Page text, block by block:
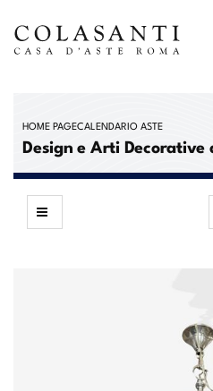
HOME PAGECALENDARIO ASTE
Design e Arti Decorative